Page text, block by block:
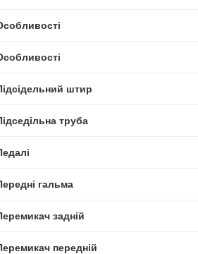
штир
труба
гальма
задній
передній